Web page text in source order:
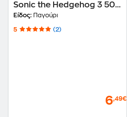
Sonic the Hedgehog 3 500
ml
Είδος: Παγούρι
5 (2)
6,49€